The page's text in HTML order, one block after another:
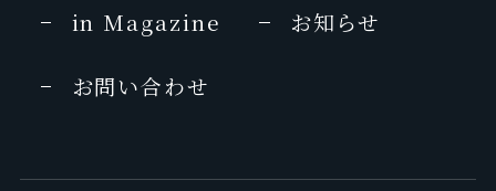
in Magazine お知らせ
お問い合わせ